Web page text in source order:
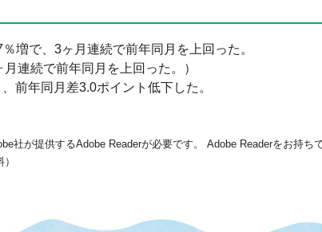
増で、3ヶ月連続で前年同月を上回った。
連続で前年同月を上回った。）
前年同月差3.0ポイント低下した。
社が提供するAdobe Readerが必要です。
Adobe Readerをお持ち